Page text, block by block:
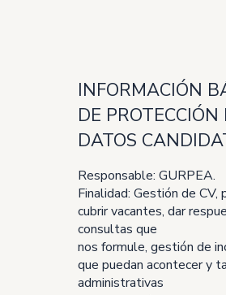
INFORMACIÓN
DE PROTECCIÓN
DATOS
Responsable: GURPEA.
Finalidad: Gestión de CV,
cubrir vacantes, dar
consultas que
nos formule, gestión de
que puedan acontecer y
administrativas